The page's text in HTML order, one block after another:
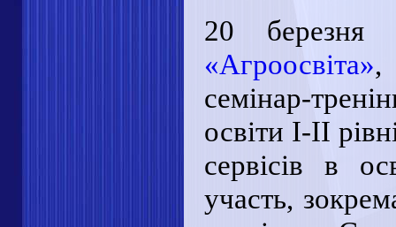
20
«Агроосвіта»,
семінар-
освіти І-ІІ
сервісів в
участь,